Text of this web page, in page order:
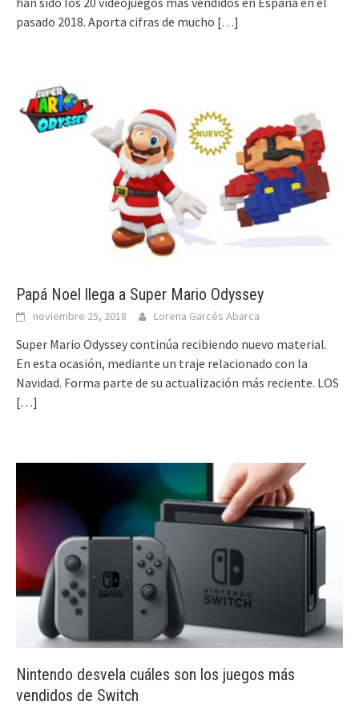
pasado 2018. Aporta cifras de mucho […]
Papá Noel llega a Super Mario Odyssey
noviembre 25, 2018 Lorena Garcés Abarca
Super Mario Odyssey continúa recibiendo nuevo material.
En esta ocasión, mediante un traje relacionado con la
Navidad. Forma parte de su actualización más reciente. LOS
[…]
Nintendo desvela cuáles son los juegos más
vendidos de Switch